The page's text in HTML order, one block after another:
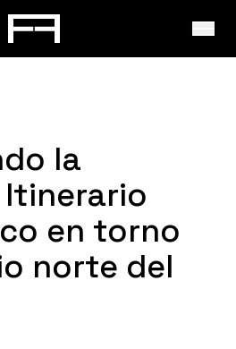
la
Itinerario
en torno
norte del